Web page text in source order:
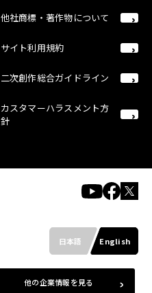
日本語 English
他の企業情報を見る
他社商標・著作物について
サイト利用規約
二次創作総合ガイドライン
カスタマーハラスメント方
針